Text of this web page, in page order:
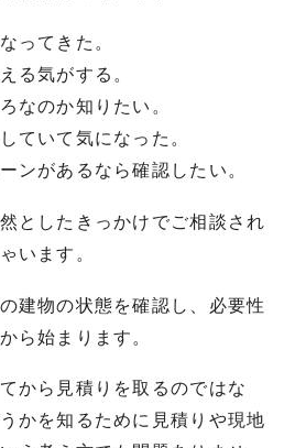
ってきた。
る気がする。
なのか知りたい。
ていて気になった。
ンがあるなら確認したい。
としたきっかけでご相談され
います。
建物の状態を確認し、必要性
ら始まります。
から見積りを取るのではな
かを知るために見積りや現地